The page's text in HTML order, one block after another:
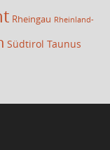
Rheingau Rheinland-
Südtirol Taunus